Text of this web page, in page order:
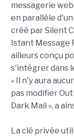
messagerie
en parallèle
créé par Silent
Istant Message
ailleurs conçu
s'intégrer dans
« Il n'y aura
pas modifier
Dark Mail », a
La clé privée